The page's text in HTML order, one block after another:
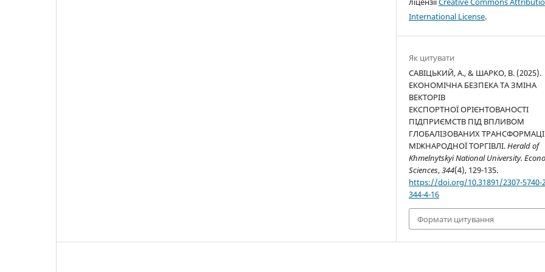
International License.
Як цитувати
САВІЦЬКИЙ, А., & ШАРКО, В. (2025).
ЕКОНОМІЧНА БЕЗПЕКА ТА ЗМІНА
ВЕКТОРІВ
ЕКСПОРТНОЇ ОРІЄНТОВАНОСТІ
ПІДПРИЄМСТВ ПІД ВПЛИВОМ
ГЛОБАЛІЗОВАНИХ
МІЖНАРОДНОЇ ТОРГІВЛІ.Herald of
Khmelnytskyi National University.
Sciences,344(4), 129-135.
https://doi.org/10.31891/2307-5740-
344-4-16
Формати цитування